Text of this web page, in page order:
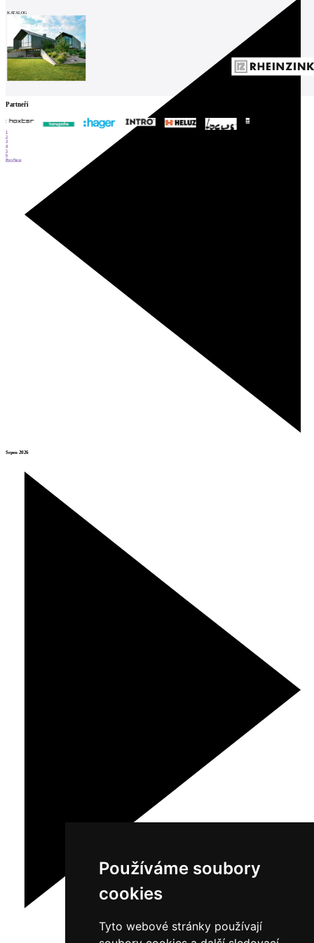
Používáme soubory
cookies
Tyto webové stránky používají
Srpen 2026
KATALOG
Partneři
1
2
3
4
5
6
PrevNext